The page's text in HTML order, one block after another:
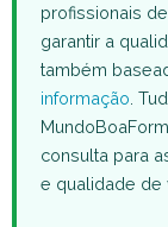
profissionais
garantir a
também
informação .
consulta para
e qualidade de